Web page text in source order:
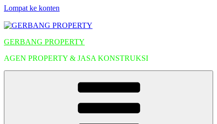
Lompat ke konten
GERBANG PROPERTY
AGEN PROPERTY & JASA KONSTRUKSI